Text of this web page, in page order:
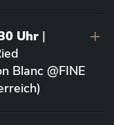
Uhr |
Blanc @FINE